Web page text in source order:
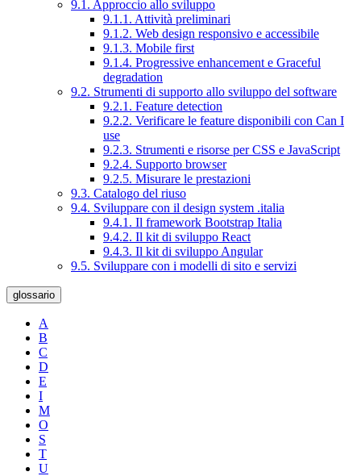
9.1. Approccio allo sviluppo
9.1.1. Attività preliminari
9.1.2. Web design responsivo e accessibile
9.1.3. Mobile first
9.1.4. Progressive enhancement e Graceful
degradation
9.2. Strumenti di supporto allo sviluppo del software
9.2.1. Feature detection
9.2.2. Verificare le feature disponibili con Can I
use
9.2.3. Strumenti e risorse per CSS e JavaScript
9.2.4. Supporto browser
9.2.5. Misurare le prestazioni
9.3. Catalogo del riuso
9.4. Sviluppare con il design system .italia
9.4.1. Il framework Bootstrap Italia
9.4.2. Il kit di sviluppo React
9.4.3. Il kit di sviluppo Angular
9.5. Sviluppare con i modelli di sito e servizi
glossario
A
B
C
D
E
I
M
O
S
T
U